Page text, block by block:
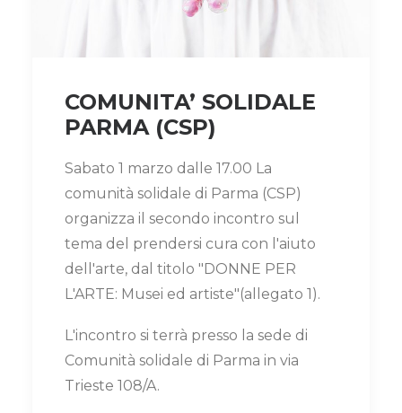
COMUNITA’ SOLIDALE
PARMA (CSP)
Sabato 1 marzo dalle 17.00 La
comunità solidale di Parma (CSP)
organizza il secondo incontro sul
tema del prendersi cura con l'aiuto
dell'arte, dal titolo "DONNE PER
L'ARTE: Musei ed artiste"(allegato 1).
L'incontro si terrà presso la sede di
Comunità solidale di Parma in via
Trieste 108/A.